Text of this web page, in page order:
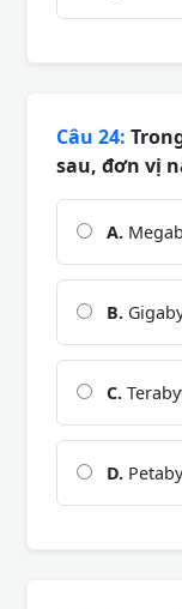
Câu 24:
sau, đơn vị
A.
B.
C.
D.